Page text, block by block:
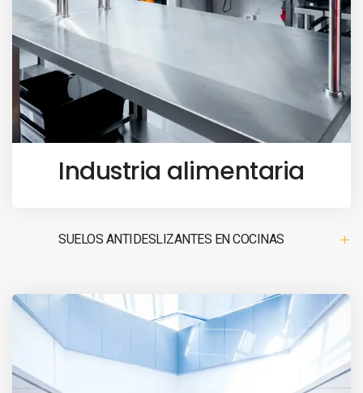
Industria alimentaria
SUELOS ANTIDESLIZANTES EN COCINAS